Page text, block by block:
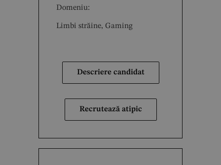
Domeniu:
Limbi străine, Gaming
Descriere candidat
Recrutează atipic